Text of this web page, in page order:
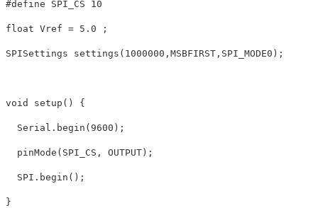
float Vref = 5.0 ;
SPISettings settings ( 1000000 , MSBFIRST , SPI_MODE0 );
void setup () {
Serial . begin (9600 );
pinMode ( SPI_CS , OUTPUT);
SPI . begin ();
}